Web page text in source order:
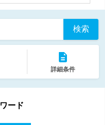
検索
詳細条件
ード